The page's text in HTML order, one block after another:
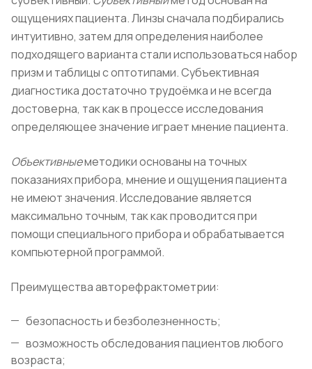
ощущениях пациента. Линзы сначала подбирались
интуитивно, затем для определения наиболее
подходящего варианта стали использоваться набор
призм и таблицы с оптотипами. Субъективная
диагностика достаточно трудоёмка и не всегда
достоверна, так как в процессе исследования
определяющее значение играет мнение пациента.
Объективныеметодики основаны на точных
показаниях прибора, мнение и ощущения пациента
не имеют значения. Исследование является
максимально точным, так как проводится при
помощи специального прибора и обрабатывается
компьютерной программой.
Преимущества авторефрактометрии:
безопасность и безболезненность;
возможность обследования пациентов любого
возраста;